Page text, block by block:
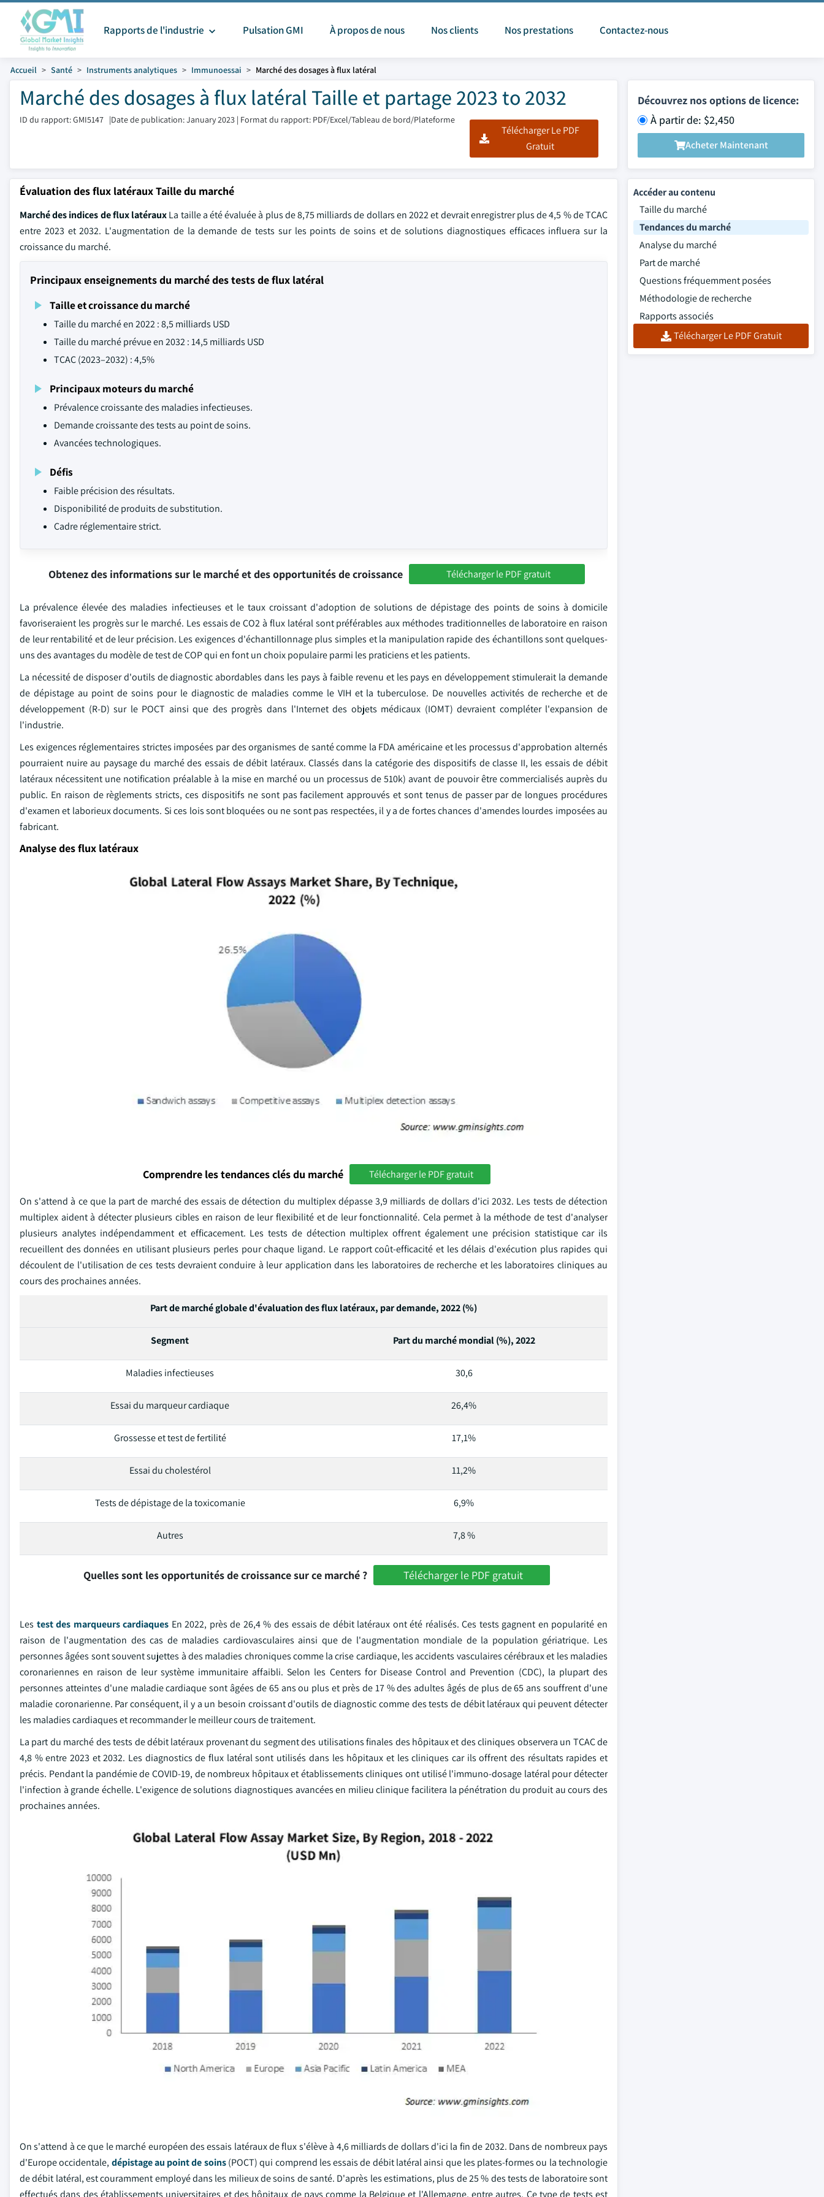
Rapports de l'industrie Pulsation GMI À propos de nous Nos clients Nos prestations Contactez-nous
Accueil Santé Instruments analytiques Immunoessai Marché des dosages à flux latéral
Marché des dosages à flux latéral Taille et partage 2023 to 2032
ID du rapport: GMI5147 |Date de publication: January 2023 | Format du rapport: PDF/Excel/Tableau de bord/Plateforme
Télécharger Le PDF
Gratuit
Découvrez nos options de licence:
À partir de: $2,450
Acheter Maintenant
Évaluation des flux latéraux Taille du marché
Marché des indices de flux latérauxLa taille a été évaluée à plus de 8,75 milliards de dollars en 2022 et devrait enregistrer plus de 4,5 % de TCAC
entre 2023 et 2032. L'augmentation de la demande de tests sur les points de soins et de solutions diagnostiques efficaces influera sur la
croissance du marché.
Principaux enseignements du marché des tests de flux latéral
Taille et croissance du marché
Taille du marché en 2022 : 8,5 milliards USD
Taille du marché prévue en 2032 : 14,5 milliards USD
TCAC (2023–2032) : 4,5%
Principaux moteurs du marché
Prévalence croissante des maladies infectieuses.
Demande croissante des tests au point de soins.
Avancées technologiques.
Défis
Faible précision des résultats.
Disponibilité de produits de substitution.
Cadre réglementaire strict.
Obtenez des informations sur le marché et des opportunités de croissance Télécharger le PDF gratuit
La prévalence élevée des maladies infectieuses et le taux croissant d'adoption de solutions de dépistage des points de soins à domicile
favoriseraient les progrès sur le marché. Les essais de CO2 à flux latéral sont préférables aux méthodes traditionnelles de laboratoire en raison
de leur rentabilité et de leur précision. Les exigences d'échantillonnage plus simples et la manipulation rapide des échantillons sont quelques-
uns des avantages du modèle de test de COP qui en font un choix populaire parmi les praticiens et les patients.
La nécessité de disposer d'outils de diagnostic abordables dans les pays à faible revenu et les pays en développement stimulerait la demande
de dépistage au point de soins pour le diagnostic de maladies comme le VIH et la tuberculose. De nouvelles activités de recherche et de
développement (R-D) sur le POCT ainsi que des progrès dans l'Internet des objets médicaux (IOMT) devraient compléter l'expansion de
l'industrie.
Les exigences réglementaires strictes imposées par des organismes de santé comme la FDA américaine et les processus d'approbation alternés
pourraient nuire au paysage du marché des essais de débit latéraux. Classés dans la catégorie des dispositifs de classe II, les essais de débit
latéraux nécessitent une notification préalable à la mise en marché ou un processus de 510k) avant de pouvoir être commercialisés auprès du
public. En raison de règlements stricts, ces dispositifs ne sont pas facilement approuvés et sont tenus de passer par de longues procédures
d'examen et laborieux documents. Si ces lois sont bloquées ou ne sont pas respectées, il y a de fortes chances d'amendes lourdes imposées au
fabricant.
Analyse des flux latéraux
Comprendre les tendances clés du marché Télécharger le PDF gratuit
On s'attend à ce que la part de marché des essais de détection du multiplex dépasse 3,9 milliards de dollars d'ici 2032. Les tests de détection
multiplex aident à détecter plusieurs cibles en raison de leur flexibilité et de leur fonctionnalité. Cela permet à la méthode de test d'analyser
plusieurs analytes indépendamment et efficacement. Les tests de détection multiplex offrent également une précision statistique car ils
recueillent des données en utilisant plusieurs perles pour chaque ligand. Le rapport coût-efficacité et les délais d'exécution plus rapides qui
découlent de l'utilisation de ces tests devraient conduire à leur application dans les laboratoires de recherche et les laboratoires cliniques au
cours des prochaines années.
Part de marché globale d'évaluation des flux latéraux, par demande, 2022 (%)
Segment Part du marché mondial (%), 2022
Maladies infectieuses 30,6
Essai du marqueur cardiaque 26,4%
Grossesse et test de fertilité 17,1%
Essai du cholestérol 11,2%
Tests de dépistage de la toxicomanie 6,9%
Autres 7,8 %
Quelles sont les opportunités de croissance sur ce marché ? Télécharger le PDF gratuit
Les test des marqueurs cardiaques En 2022, près de 26,4 % des essais de débit latéraux ont été réalisés. Ces tests gagnent en popularité en
raison de l'augmentation des cas de maladies cardiovasculaires ainsi que de l'augmentation mondiale de la population gériatrique. Les
personnes âgées sont souvent sujettes à des maladies chroniques comme la crise cardiaque, les accidents vasculaires cérébraux et les maladies
coronariennes en raison de leur système immunitaire affaibli. Selon les Centers for Disease Control and Prevention (CDC), la plupart des
personnes atteintes d'une maladie cardiaque sont âgées de 65 ans ou plus et près de 17 % des adultes âgés de plus de 65 ans souffrent d'une
maladie coronarienne. Par conséquent, il y a un besoin croissant d'outils de diagnostic comme des tests de débit latéraux qui peuvent détecter
les maladies cardiaques et recommander le meilleur cours de traitement.
La part du marché des tests de débit latéraux provenant du segment des utilisations finales des hôpitaux et des cliniques observera un TCAC de
4,8 % entre 2023 et 2032. Les diagnostics de flux latéral sont utilisés dans les hôpitaux et les cliniques car ils offrent des résultats rapides et
précis. Pendant la pandémie de COVID-19, de nombreux hôpitaux et établissements cliniques ont utilisé l'immuno-dosage latéral pour détecter
l'infection à grande échelle. L'exigence de solutions diagnostiques avancées en milieu clinique facilitera la pénétration du produit au cours des
prochaines années.
On s'attend à ce que le marché européen des essais latéraux de flux s'élève à 4,6 milliards de dollars d'ici la fin de 2032. Dans de nombreux pays
d'Europe occidentale, dépistage au point de soins(POCT) qui comprend les essais de débit latéral ainsi que les plates-formes ou la technologie
de débit latéral, est couramment employé dans les milieux de soins de santé. D'après les estimations, plus de 25 % des tests de laboratoire sont
effectués dans des établissements universitaires et des hôpitaux de pays comme la Belgique et l'Allemagne, entre autres. Ce type de tests est
Accéder au contenu
Taille du marché
Tendances du marché
Analyse du marché
Part de marché
Questions fréquemment posées
Méthodologie de recherche
Rapports associés
Télécharger Le PDF Gratuit